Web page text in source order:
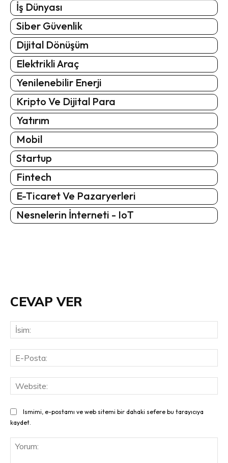
İş Dünyası
Siber Güvenlik
Dijital Dönüşüm
Elektrikli Araç
Yenilenebilir Enerji
Kripto Ve Dijital Para
Yatırım
Mobil
Startup
Fintech
E-Ticaret Ve Pazaryerleri
Nesnelerin İnterneti - IoT
CEVAP VER
Ismimi, e-postamı ve web sitemi bir dahaki sefere bu tarayıcıya
kaydet.